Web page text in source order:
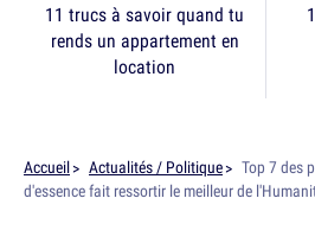
11 trucs à savoir quand tu
rends un appartement en
location
Accueil Actualités / Politique
Top 7 des
d'essence fait ressortir le meilleur de